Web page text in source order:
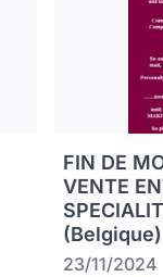
FIN DE
VENTE
(Belgique)
23/11/2024